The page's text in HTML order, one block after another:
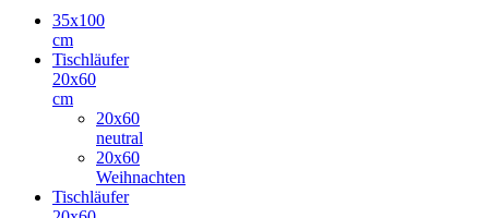
35x100
cm
Tischläufer
20x60
cm
20x60
neutral
20x60
Weihnachten
Tischläufer